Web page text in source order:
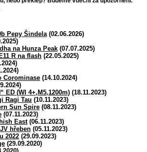
Pepy Šindela (02.06.2026)
na Hunza Peak (07.07.2025)
R na flash (22.05.2025)
Corominase (14.10.2024)
ED (WI 4+,M5,1200m) (18.11.2023)
Ragi Tau (10.11.2023)
Sun Spire (08.11.2023)
(07.11.2023)
East(06.11.2023)
hřeben (05.11.2023)
2022 (29.09.2023)
(29.09.2020)